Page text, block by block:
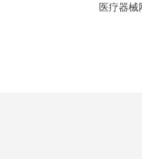
医疗器